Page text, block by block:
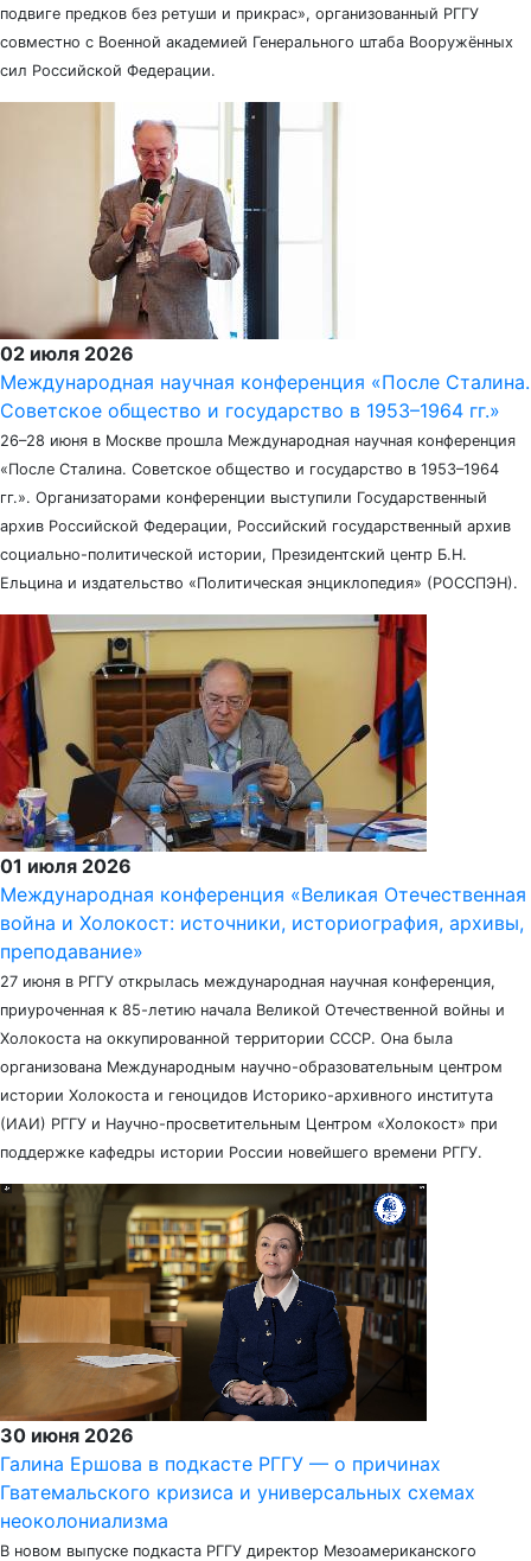
подвиге предков без ретуши и прикрас», организованный РГГУ
совместно с Военной академией Генерального штаба Вооружённых
сил Российской Федерации.
02 июля 2026
Международная научная конференция «После Сталина.
Советское общество и государство в 1953–1964 гг.»
26–28 июня в Москве прошла Международная научная конференция
«После Сталина. Советское общество и государство в 1953–1964
гг.». Организаторами конференции выступили Государственный
архив Российской Федерации, Российский государственный архив
социально-политической истории, Президентский центр Б.Н.
Ельцина и издательство «Политическая энциклопедия» (РОССПЭН).
01 июля 2026
Международная конференция «Великая Отечественная
война и Холокост: источники, историография, архивы,
преподавание»
27 июня в РГГУ открылась международная научная конференция,
приуроченная к 85-летию начала Великой Отечественной войны и
Холокоста на оккупированной территории СССР. Она была
организована Международным научно-образовательным центром
истории Холокоста и геноцидов Историко-архивного института
(ИАИ) РГГУ и Научно-просветительным Центром «Холокост» при
поддержке кафедры истории России новейшего времени РГГУ.
30 июня 2026
Галина Ершова в подкасте РГГУ — о причинах
Гватемальского кризиса и универсальных схемах
неоколониализма
В новом выпуске подкаста РГГУ директор Мезоамериканского